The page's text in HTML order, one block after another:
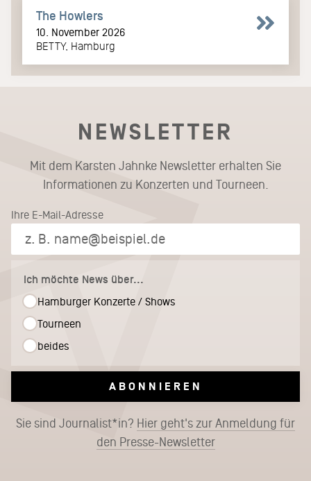
The Howlers
10. November 2026
BETTY, Hamburg
NEWSLETTER
Mit dem Karsten Jahnke Newsletter erhalten Sie
Informationen zu Konzerten und Tourneen.
Ihre E-Mail-Adresse
Ich möchte News über...
Hamburger Konzerte / Shows
Tourneen
beides
ABONNIEREN
Sie sind Journalist*in? Hier geht's zur Anmeldung für
den Presse-Newsletter